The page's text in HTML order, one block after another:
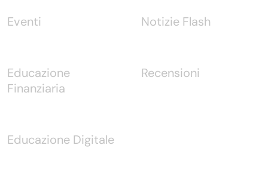
Eventi
Educazione
Finanziaria
Educazione Digitale
Notizie Flash
Recensioni